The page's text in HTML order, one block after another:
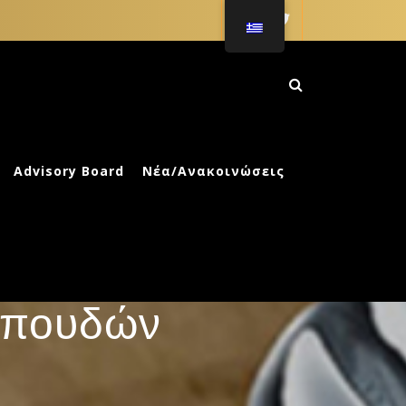
ΑΓΩΓΗ
Advisory Board Νέα/Ανακοινώσεις
για